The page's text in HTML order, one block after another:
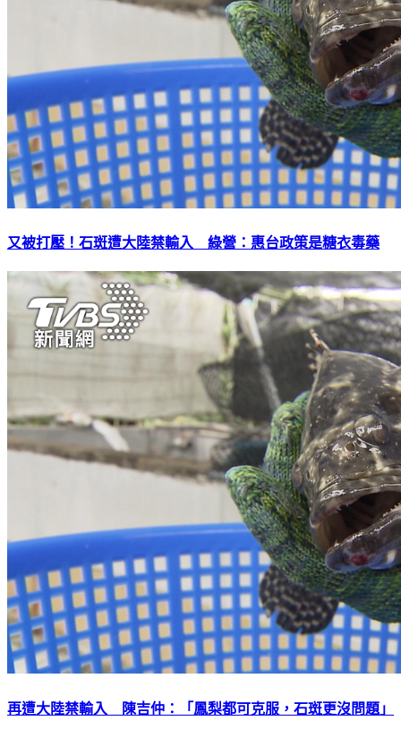
又被打壓！石斑遭大陸禁輸入 綠營：惠台政策是糖衣毒藥
再遭大陸禁輸入 陳吉仲：「鳳梨都可克服，石斑更沒問題」